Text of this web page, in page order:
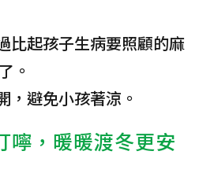
比起孩子生病要照顧的麻
。
，避免小孩著涼。
嚀，暖暖渡冬更安